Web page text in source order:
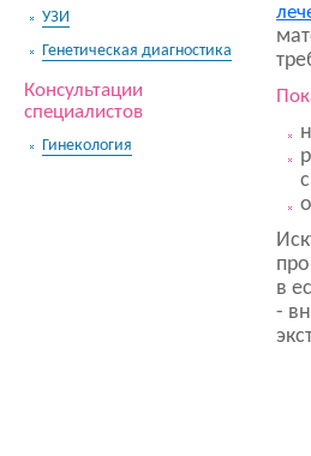
УЗИ
Генетическая диагностика
Консультации
специалистов
Гинекология
в
-